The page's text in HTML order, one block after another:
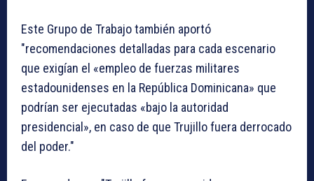
Este Grupo de Trabajo también aportó
"recomendaciones detalladas para cada escenario
que exigían el «empleo de fuerzas militares
estadounidenses en la República Dominicana» que
podrían ser ejecutadas «bajo la autoridad
presidencial», en caso de que Trujillo fuera derrocado
del poder."